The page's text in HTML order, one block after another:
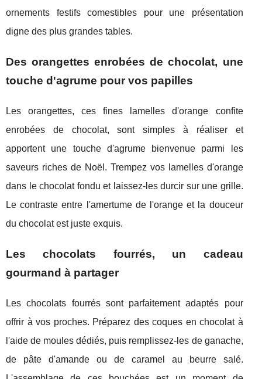
ornements festifs comestibles pour une présentation
digne des plus grandes tables.
Des orangettes enrobées de chocolat, une
touche d'agrume pour vos papilles
Les orangettes, ces fines lamelles d'orange confite
enrobées de chocolat, sont simples à réaliser et
apportent une touche d'agrume bienvenue parmi les
saveurs riches de Noël. Trempez vos lamelles d'orange
dans le chocolat fondu et laissez-les durcir sur une grille.
Le contraste entre l'amertume de l'orange et la douceur
du chocolat est juste exquis.
Les chocolats fourrés, un cadeau
gourmand à partager
Les chocolats fourrés sont parfaitement adaptés pour
offrir à vos proches. Préparez des coques en chocolat à
l'aide de moules dédiés, puis remplissez-les de ganache,
de pâte d'amande ou de caramel au beurre salé.